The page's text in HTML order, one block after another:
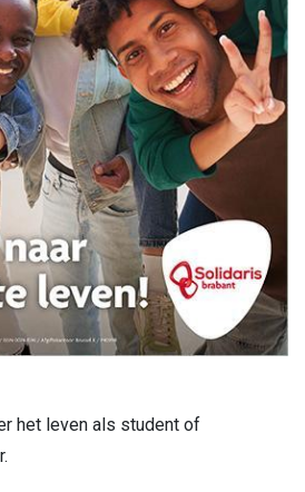
het leven als student of